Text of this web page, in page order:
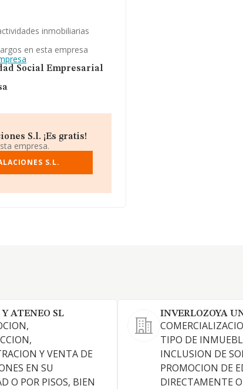
inmobiliarias
en esta empresa
Social Empresarial
S.l. ¡Es gratis!
empresa.
S.L.
Y ATENEO SL
Y VENTA DE
EN SU
O POR PISOS, BIEN
INVERLOZOYA
TIPO DE
INCLUSION DE
PROMOCION DE
DIRECTAMENTE